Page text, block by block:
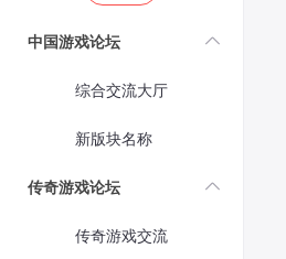
中国游戏论坛
综合交流大厅
新版块名称
传奇游戏论坛
传奇游戏交流